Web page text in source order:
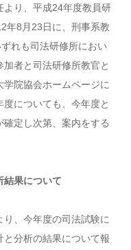
より、平成24年度教員研
年8月23日に、刑事系教
れも司法研修所におい
者と司法研修所教官と
院協会ホームページに
についても、今年度と
定し次第、案内をする
果について
、今年度の司法試験に
分析の結果について報